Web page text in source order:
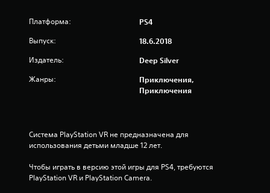
Платформа: PS4
Выпуск: 18.6.2018
Издатель: Deep Silver
Жанры:
Приключения,
Приключения
Система PlayStation VR не предназначена для
использования детьми младше 12 лет.
Чтобы играть в версию этой игры для PS4, требуются
PlayStation VR и PlayStation Camera.